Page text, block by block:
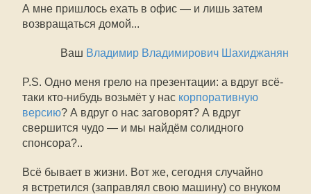
А мне пришлось ехать в офис — и лишь затем
возвращаться домой...
Ваш Владимир Владимирович Шахиджанян
P.S. Одно меня грело на презентации: а вдруг всё-
таки кто-нибудь возьмёт у нас корпоративную
версию? А вдруг о нас заговорят? А вдруг
свершится чудо — и мы найдём солидного
спонсора?..
Всё бывает в жизни. Вот же, сегодня случайно
я встретился (заправлял свою машину) со внуком